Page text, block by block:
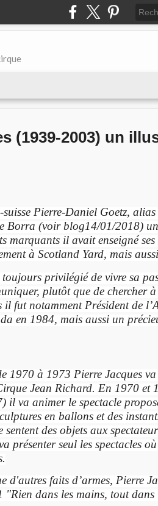
(1939-2003) un
Pierre-Daniel Goetz, alias
Borra (voir blog14/01/2018)
marquants il avait enseigné ses
à Scotland Yard, mais
privilégié de vivre sa
plutôt que de chercher
il fut notamment Président de
en 1984, mais aussi un
1970 à 1973 Pierre Jacques va
Jean Richard. En 1970 et
il va animer le spectacle
en ballons et des
des objets aux
présenter seul les spectacles
d'autres faits d’armes, Pierre
dans les mains, tout dans